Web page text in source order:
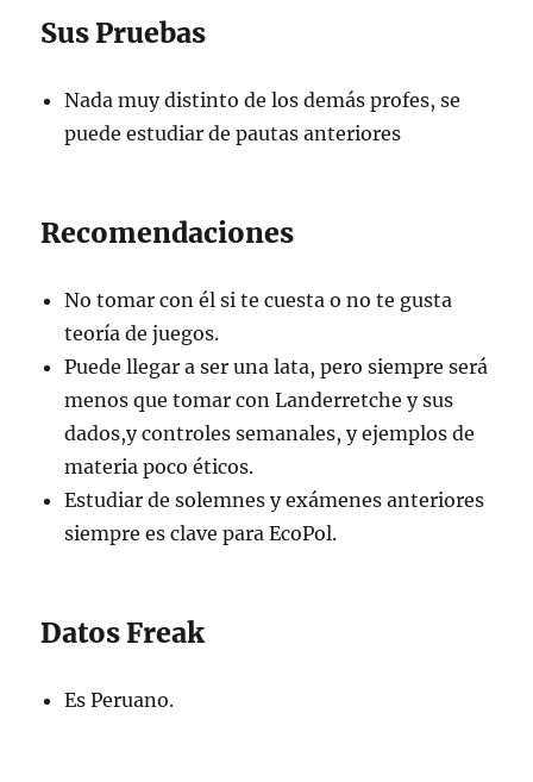
Sus Pruebas
Nada muy distinto de los demás profes, se
puede estudiar de pautas anteriores
Recomendaciones
No tomar con él si te cuesta o no te gusta
teoría de juegos.
Puede llegar a ser una lata, pero siempre será
menos que tomar con Landerretche y sus
dados,y controles semanales, y ejemplos de
materia poco éticos.
Estudiar de solemnes y exámenes anteriores
siempre es clave para EcoPol.
Datos Freak
Es Peruano.